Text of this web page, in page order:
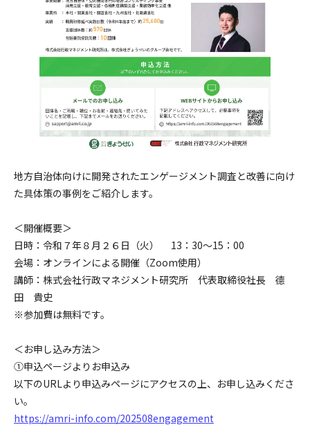
地方自治体向けに開発されたエンゲージメント調査と改善に向け
た具体策の事例をご紹介します。
＜開催概要＞
日時：令和７年８月２６日（火） 13：30～15：00
会場：オンラインによる開催（Zoom使用）
講師：株式会社行政マネジメント研究所 代表取締役社長 德
田 貴史
※参加費は無料です。
＜お申し込み方法＞
➀申込ページよりお申込み
以下のURLより申込みページにアクセスの上、お申し込みくださ
い。
https://amri-info.com/202508engagement